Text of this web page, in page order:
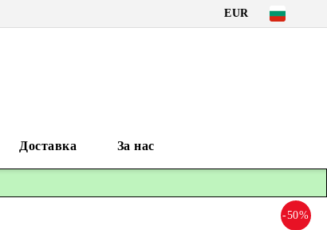
EUR
Доставка За нас
-50%